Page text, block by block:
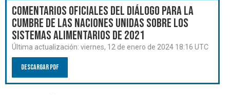
Comentarios oficiales del Diálogo para la
Cumbre de las Naciones Unidas sobre los
Sistemas Alimentarios de 2021
Última actualización: viernes, 12 de enero de 2024 18:16 UTC
Descargar PDF